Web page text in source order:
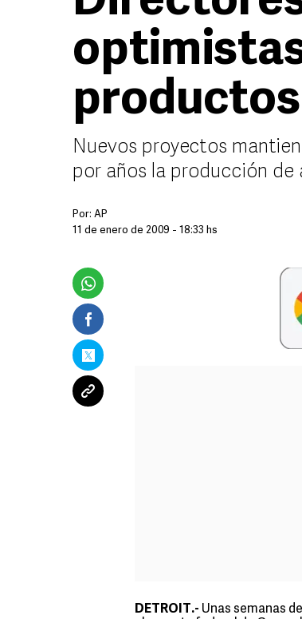
productos
Nuevos proyectos
por años la producción de
Por: AP
11 de enero de 2009 - 18:33 hs
DETROIT.- Unas semanas